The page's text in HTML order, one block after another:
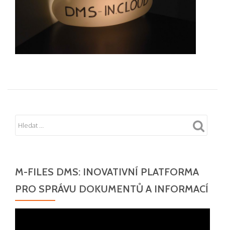
M-FILES DMS: INOVATIVNÍ PLATFORMA
PRO SPRÁVU DOKUMENTŮ A INFORMACÍ